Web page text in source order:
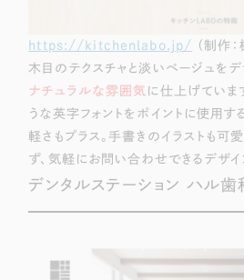
https://kitchenlabo.jp/
（制作
木目のテクスチャと淡いベージュをデ
ナチュラルな雰囲気 に仕上げていま
うな英字フォントをポイントに使用す
軽さもプラス。手書きのイラストも可
ず、気軽にお問い合わせできるデザイ
デンタルステーション ハル歯